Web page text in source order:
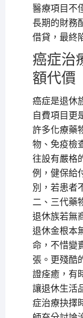
醫療項目不
長期的財務
借貸，最終
癌症治
額代價
癌症是退休
自費項目更
許多化療藥
物、免疫檢
往設有嚴格
例，健保給
別，若患者
二、三代藥
退休族若無
退休金根本
命，不惜變
張。更殘酷
證痊癒，有
讓退休生活
症治療抉擇